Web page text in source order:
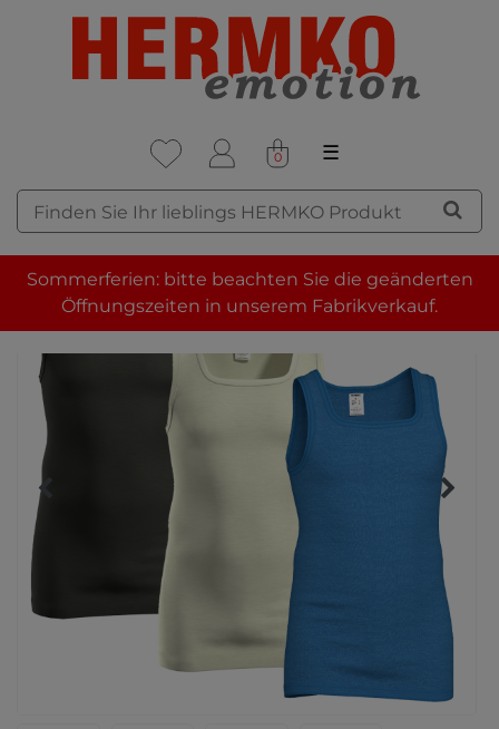
0 ☰
Sommerferien: bitte beachten Sie die geänderten
Öffnungszeiten in unserem Fabrikverkauf.